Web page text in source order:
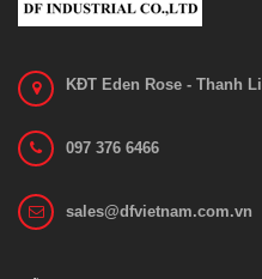
KĐT Eden Rose - Thanh
097 376 6466
sales@dfvietnam.com.vn